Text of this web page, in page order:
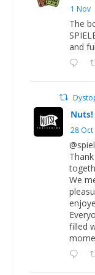
1 Nov
The
and
28 Oct
We
filled